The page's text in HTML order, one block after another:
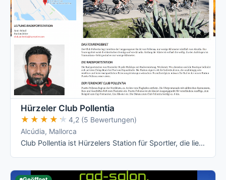
Hürzeler Club Pollentia
★★★★★
★★★★★ 4,2 (5 Bewertungen)
Alcúdia, Mallorca
Club Pollentia ist Hürzelers Station für Sportler, die lieber allein als in der Gruppe fahren: Geführte Touren gibt es hier nicht, dafür …